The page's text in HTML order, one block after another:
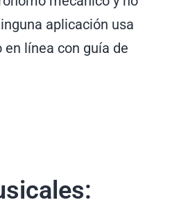
aplicación usa
línea con guía de